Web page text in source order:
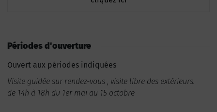
Périodes d'ouverture
Ouvert aux périodes indiquées
Visite guidée sur rendez-vous , visite libre des extérieurs.
de 14h à 18h du 1er mai au 15 octobre